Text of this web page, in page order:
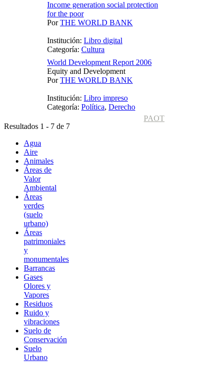
Income generation social protection
for the poor
PorTHE WORLD BANK
Institución: Libro digital
Categoría: Cultura
World Development Report 2006
Equity and Development
PorTHE WORLD BANK
Institución: Libro impreso
Categoría: Política, Derecho
PAOT
Resultados 1 - 7 de 7
Agua
Aire
Animales
Áreas de
Valor
Ambiental
Áreas
verdes
(suelo
urbano)
Áreas
patrimoniales
y
monumentales
Barrancas
Gases
Olores y
Vapores
Residuos
Ruido y
vibraciones
Suelo de
Conservación
Suelo
Urbano